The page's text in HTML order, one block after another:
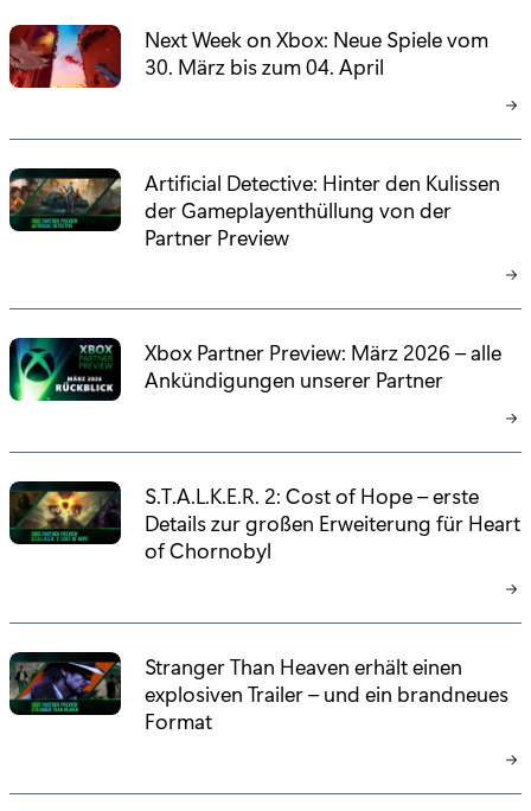
Next Week on Xbox: Neue Spiele vom
30. März bis zum 04. April
Artificial Detective: Hinter den Kulissen
der Gameplayenthüllung von der
Partner Preview
Xbox Partner Preview: März 2026 – alle
Ankündigungen unserer Partner
S.T.A.L.K.E.R. 2: Cost of Hope – erste
Details zur großen Erweiterung für Heart
of Chornobyl
Stranger Than Heaven erhält einen
explosiven Trailer – und ein brandneues
Format